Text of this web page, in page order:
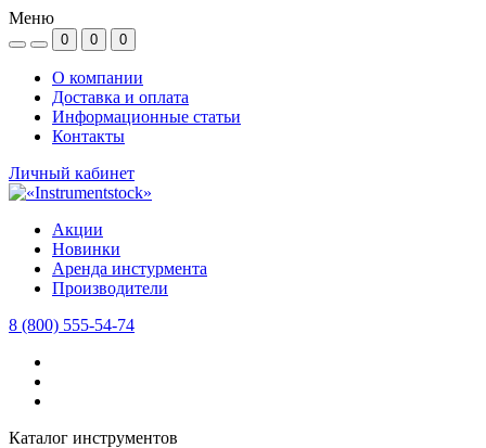
Меню
0 0 0
О компании
Доставка и оплата
Информационные статьи
Контакты
Личный кабинет
Акции
Новинки
Аренда инстурмента
Производители
8 (800) 555-54-74
Каталог инструментов